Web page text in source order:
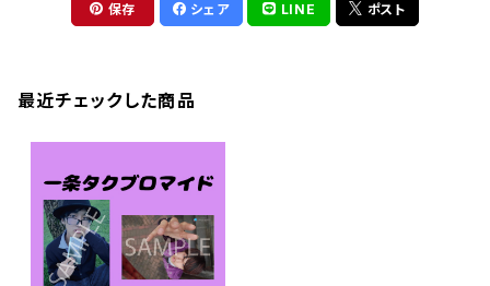
保存 シェア LINE ポスト
最近チェックした商品